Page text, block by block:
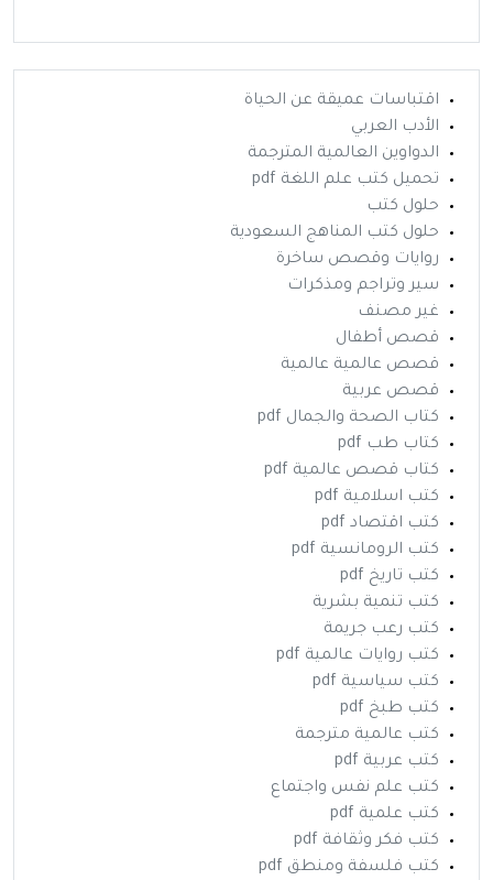
اقتباسات عميقة عن الحياة
الأدب العربي
الدواوين العالمية المترجمة
تحميل كتب علم اللغة pdf
حلول كتب
حلول كتب المناهج السعودية
روايات وقصص ساخرة
سير وتراجم ومذكرات
غير مصنف
قصص أطفال
قصص عالمية عالمية
قصص عربية
كتاب الصحة والجمال pdf
كتاب طب pdf
كتاب قصص عالمية pdf
كتب اسلامية pdf
كتب اقتصاد pdf
كتب الرومانسية pdf
كتب تاريخ pdf
كتب تنمية بشرية
كتب رعب جريمة
كتب روايات عالمية pdf
كتب سياسية pdf
كتب طبخ pdf
كتب عالمية مترجمة
كتب عربية pdf
كتب علم نفس واجتماع
كتب علمية pdf
كتب فكر وثقافة pdf
كتب فلسفة ومنطق pdf